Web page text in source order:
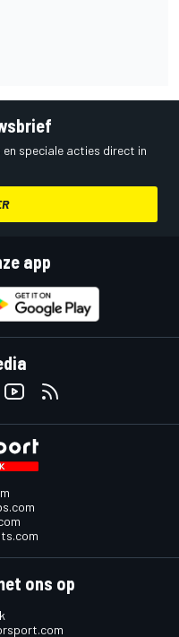
speciale acties direct in
app
ons op